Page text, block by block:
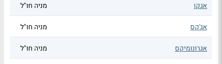
אגקו מניה חו"ל
אג'קס מניה חו"ל
אגרונומיקס מניה חו"ל